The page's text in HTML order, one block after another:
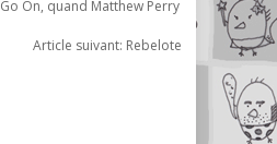
Go On, quand Matthew Perry
Article suivant: Rebelote